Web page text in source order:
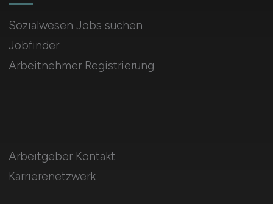
Sozialwesen Jobs suchen
Jobfinder
Arbeitnehmer Registrierung
Arbeitgeber Kontakt
Karrierenetzwerk